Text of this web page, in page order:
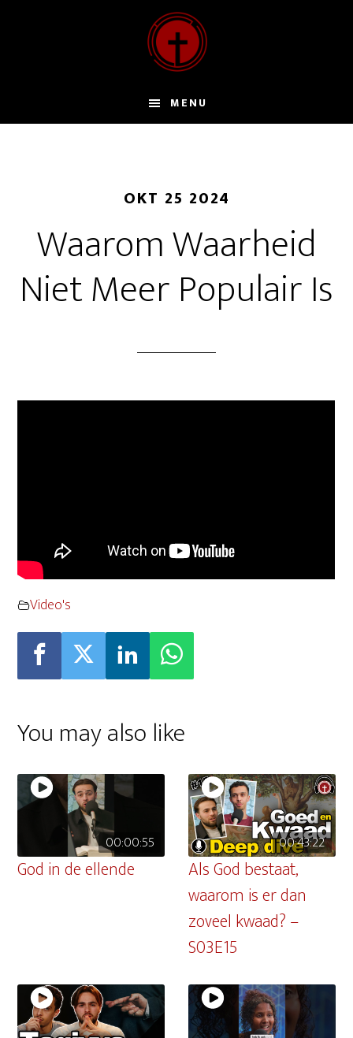
MENU
OKT 25 2024
Waarom Waarheid
Niet Meer Populair Is
Video's
You may also like
00:00:55
God in de ellende
00:43:22
Als God bestaat,
waarom is er dan
zoveel kwaad? –
S03E15